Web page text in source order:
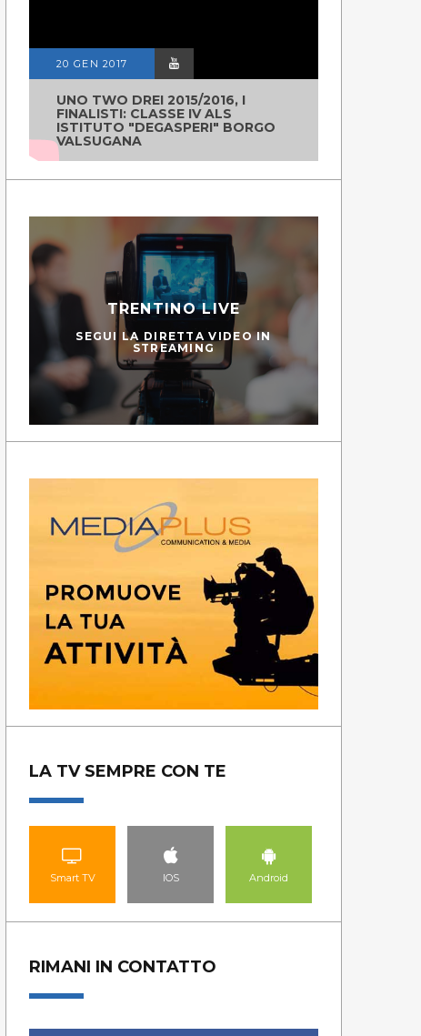
20 GEN 2017
UNO TWO DREI 2015/2016, I
FINALISTI: CLASSE IV ALS
ISTITUTO "DEGASPERI" BORGO
VALSUGANA
TRENTINO LIVE
SEGUI LA DIRETTA VIDEO IN
STREAMING
LA TV SEMPRE CON TE
Smart TV IOS Android
RIMANI IN CONTATTO